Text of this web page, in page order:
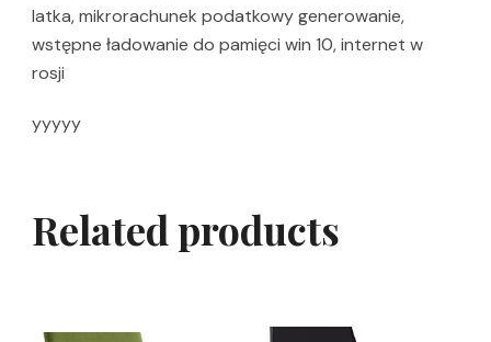
latka, mikrorachunek podatkowy generowanie,
wstępne ładowanie do pamięci win 10, internet w
rosji
yyyyy
Related products